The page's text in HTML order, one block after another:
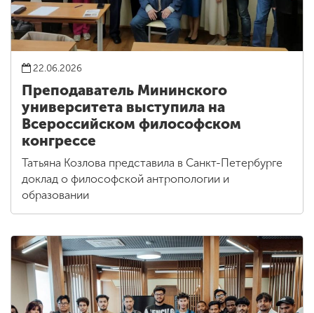
22.06.2026
Преподаватель Мининского
университета выступила на
Всероссийском философском
конгрессе
Татьяна Козлова представила в Санкт-Петербурге
доклад о философской антропологии и
образовании